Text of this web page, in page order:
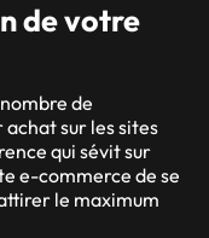
de votre
de
sur les sites
qui sévit sur
e-commerce de se
le maximum